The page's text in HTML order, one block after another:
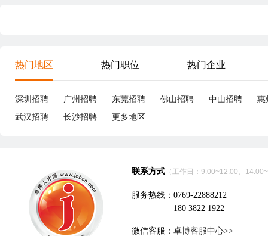
热门地区 热门职位 热门企业
深圳招聘 广州招聘 东莞招聘 佛山招聘 中山招聘
惠
武汉招聘
长沙招聘 更多地区
联系方式 （工作日：9:00~12:00、
服务热线：0769-22888212
180 3822 1922
微信客服： 卓博客服中心>>